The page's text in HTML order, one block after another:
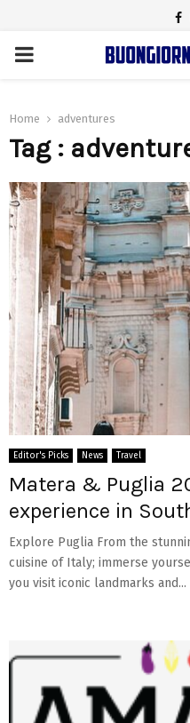
PRIMARY
Home adventures
Tag :
Editor's Picks News Travel
Matera & Puglia
experience in
Explore Puglia From the
cuisine of Italy; immerse
you visit iconic landmarks and...